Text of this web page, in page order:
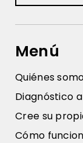
Menú
Quiénes
Diagnóstico
Cree su
Cómo